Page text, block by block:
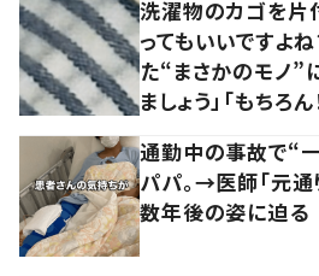
洗濯物のカゴを片
ってもいいですよ
た“まさかのモノ”
ましょう」「もちろん
通勤中の事故で“
パパ。→医師「元通
数年後の姿に迫る